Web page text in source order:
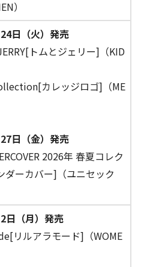
）
日（火）発売
トムとジェリー]（KID
カレッジロゴ]（ME
日（金）発売
2026年 春夏コレク
ダーカバー]（ユニセック
日（月）発売
リルアラモード]（WOME